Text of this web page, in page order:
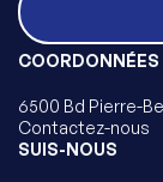
COORDONNÉES
6500 Bd Pierre-
Contactez-nous
SUIS-NOUS